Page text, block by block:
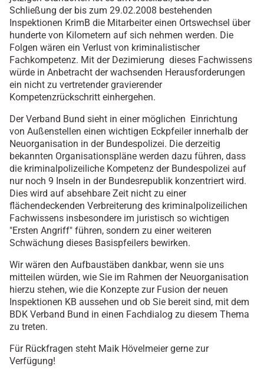
Schließung der bis zum 29.02.2008 bestehenden
Inspektionen KrimB die Mitarbeiter einen Ortswechsel über
hunderte von Kilometern auf sich nehmen werden. Die
Folgen wären ein Verlust von kriminalistischer
Fachkompetenz. Mit der Dezimierung dieses Fachwissens
würde in Anbetracht der wachsenden Herausforderungen
ein nicht zu vertretender gravierender
Kompetenzrückschritt einhergehen.
Der Verband Bund sieht in einer möglichen Einrichtung
von Außenstellen einen wichtigen Eckpfeiler innerhalb der
Neuorganisation in der Bundespolizei. Die derzeitig
bekannten Organisationspläne werden dazu führen, dass
die kriminalpolizeiliche Kompetenz der Bundespolizei auf
nur noch 9 Inseln in der Bundesrepublik konzentriert wird.
Dies wird auf absehbare Zeit nicht zu einer
flächendeckenden Verbreiterung des kriminalpolizeilichen
Fachwissens insbesondere im juristisch so wichtigen
"Ersten Angriff" führen, sondern zu einer weiteren
Schwächung dieses Basispfeilers bewirken.
Wir wären den Aufbaustäben dankbar, wenn sie uns
mitteilen würden, wie Sie im Rahmen der Neuorganisation
hierzu stehen, wie die Konzepte zur Fusion der neuen
Inspektionen KB aussehen und ob Sie bereit sind, mit dem
BDK Verband Bund in einen Fachdialog zu diesem Thema
zu treten.
Für Rückfragen steht Maik Hövelmeier gerne zur
Verfügung!